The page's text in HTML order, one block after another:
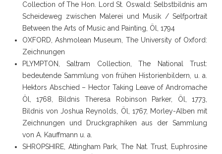
Collection of The Hon. Lord St. Oswald: Selbstbildnis am
Scheideweg zwischen Malerei und Musik / Selfportrait
Between the Arts of Music and Painting, Öl, 1794
OXFORD, Ashmolean Museum, The University of Oxford:
Zeichnungen
PLYMPTON, Saltram Collection, The National Trust:
bedeutende Sammlung von frühen Historienbildern, u. a.
Hektors Abschied – Hector Taking Leave of Andromache
Öl, 1768, Bildnis Theresa Robinson Parker, Öl, 1773,
Bildnis von Joshua Reynolds, Öl, 1767, Morley-Alben mit
Zeichnungen und Druckgraphiken aus der Sammlung
von A. Kauffmann u. a.
SHROPSHIRE, Attingham Park, The Nat. Trust, Euphrosine